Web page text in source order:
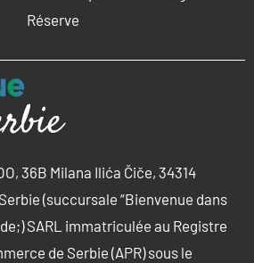
Réserve
36B Milana Ilića Čiče, 34314
(succursale “Bienvenue dans
SARL immatriculée au Registre
de Serbie (APR) sous le